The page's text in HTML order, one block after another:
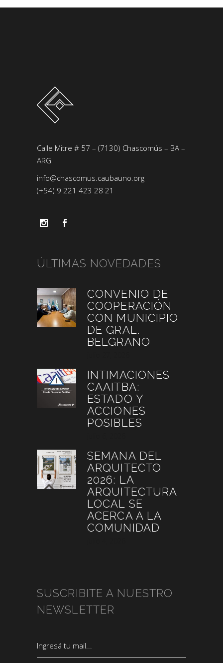
Calle Mitre # 57 – (7130) Chascomús – BA –
ARG
info@chascomus.caubauno.org
(+54) 9 221 423 28 21
ÚLTIMAS NOVEDADES
CONVENIO DE
COOPERACIÓN
CON MUNICIPIO
DE GRAL.
BELGRANO
INTIMACIONES
CAAITBA:
ESTADO Y
ACCIONES
POSIBLES
SEMANA DEL
ARQUITECTO
2026: LA
ARQUITECTURA
LOCAL SE
ACERCA A LA
COMUNIDAD
SUSCRIBITE A NUESTRO
NEWSLETTER